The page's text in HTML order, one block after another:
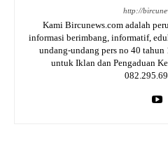
http://
Kami Bircunews.com adalah
informasi berimbang, informatif,
undang-undang pers no 40
untuk Iklan dan Pengaduan